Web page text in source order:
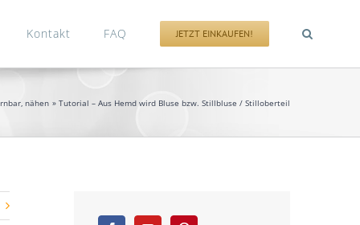
Kontakt FAQ JETZT EINKAUFEN!
nähen Tutorial – Aus Hemd wird Bluse bzw. Stillbluse / Stilloberteil